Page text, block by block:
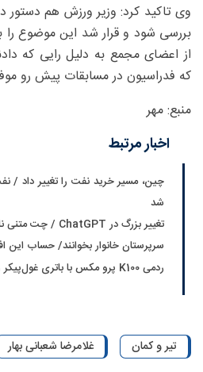
وی تاکید کرد: وزیر ورزش هم دستور
بررسی شود و قرار شد این موضوع را
از اعضای مجمع به دلیل رایی که
که فدراسیون در مسابقات پیش رو
منبع: مهر
اخبار مرتبط
چین، مسیر خرید نفت را تغییر داد /
شد
تغییر بزرگ در ChatGPT / چت متنی نامحدود و رایگان
سرپرستان خانوار بخوانند/ حساب این افراد ۴ میلیون تومان
ردمی K100 پرو مکس با باتری غول‌پیکر و شارژ بی‌سیم روانه بازار می‌شود
تیر و کمان غلامرضا شعبانی بهار